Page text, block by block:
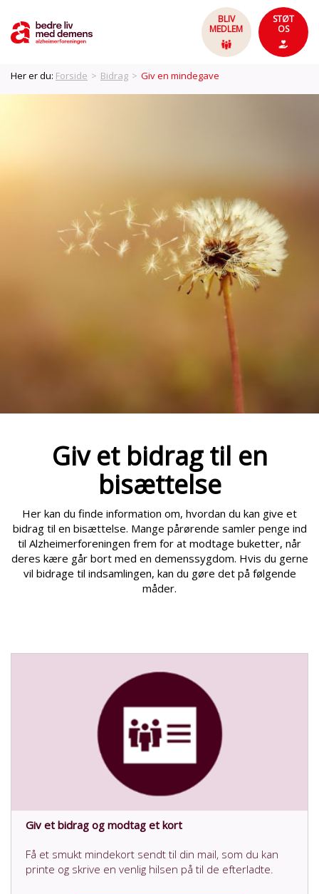
BLIV
MEDLEM
STØT
OS
Her er du: Forside > Bidrag > Giv en mindegave
Giv et bidrag til en
bisættelse
Her kan du finde information om, hvordan du kan give et
bidrag til en bisættelse. Mange pårørende samler penge ind
til Alzheimerforeningen frem for at modtage buketter, når
deres kære går bort med en demenssygdom. Hvis du gerne
vil bidrage til indsamlingen, kan du gøre det på følgende
måder.
Giv et bidrag og modtag et kort
Få et smukt mindekort sendt til din mail, som du kan
printe og skrive en venlig hilsen på til de efterladte.